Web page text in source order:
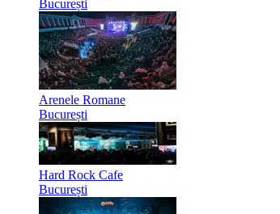
București
Arenele Romane
București
Hard Rock Cafe
București